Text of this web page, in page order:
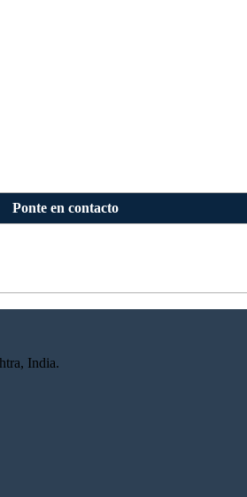
Ponte en contacto
India.